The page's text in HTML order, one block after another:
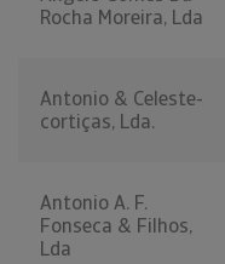
Rocha Moreira, Lda
Antonio & Celeste-
cortiças, Lda.
Antonio A. F.
Fonseca & Filhos,
Lda